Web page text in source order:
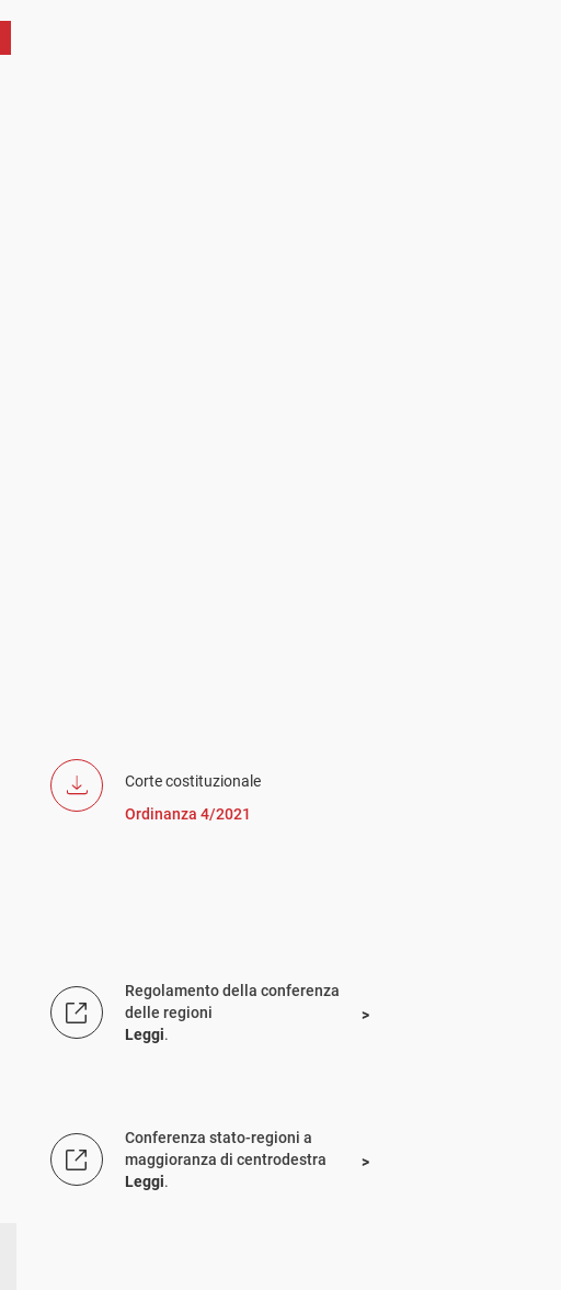
Corte costituzionale
Ordinanza 4/2021
Regolamento della conferenza
delle regioni
Leggi.
Conferenza stato-regioni a
maggioranza di centrodestra
Leggi.